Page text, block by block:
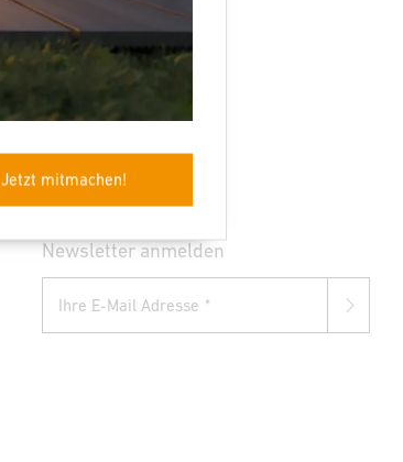
Jetzt mitmachen!
Newsletter anmelden
Ihre E-Mail Adresse